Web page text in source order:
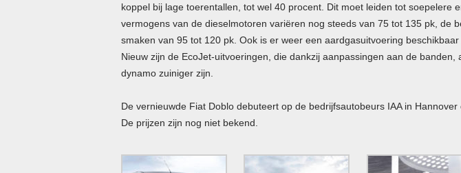
koppel bij lage toerentallen, tot wel 40 procent. Dit moet leiden tot soepelere
vermogens van de dieselmotoren variëren nog steeds van 75 tot 135 pk, de
smaken van 95 tot 120 pk. Ook is er weer een aardgasuitvoering
Nieuw zijn de EcoJet-uitvoeringen, die dankzij aanpassingen aan de banden,
dynamo zuiniger zijn.
De vernieuwde Fiat Doblo debuteert op de bedrijfsautobeurs IAA in
De prijzen zijn nog niet bekend.